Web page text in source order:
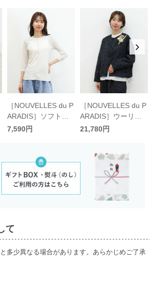
［NOUVELLES du P
ARADIS］ソフトフ
ライス7分袖カーデ
7,590円
［NOUVELLES du P
ARADIS］ウーリー
ビエラドットジャケ
21,780円
て
多少異なる場合があります。あらかじめご了承